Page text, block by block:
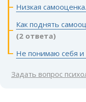
Низкая
Как поднять
(2 ответа)
Не понимаю себя и
Задать вопрос